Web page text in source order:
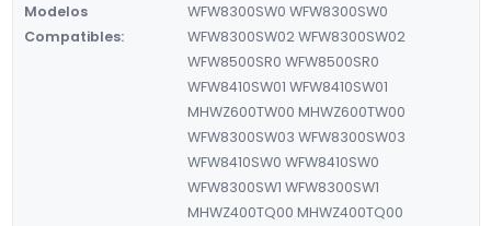
Modelos
Compatibles:
WFW8300SW0 WFW8300SW0
WFW8300SW02 WFW8300SW02
WFW8500SR0 WFW8500SR0
WFW8410SW01 WFW8410SW01
MHWZ600TW00 MHWZ600TW00
WFW8300SW03 WFW8300SW03
WFW8410SW0 WFW8410SW0
WFW8300SW1 WFW8300SW1
MHWZ400TQ00 MHWZ400TQ00